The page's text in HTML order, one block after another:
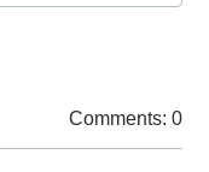
Comments: 0